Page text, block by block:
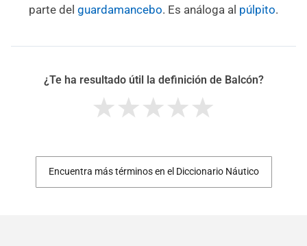
parte del guardamancebo. Es análoga al púlpito.
¿Te ha resultado útil la definición de Balcón?
Encuentra más términos en el Diccionario Náutico